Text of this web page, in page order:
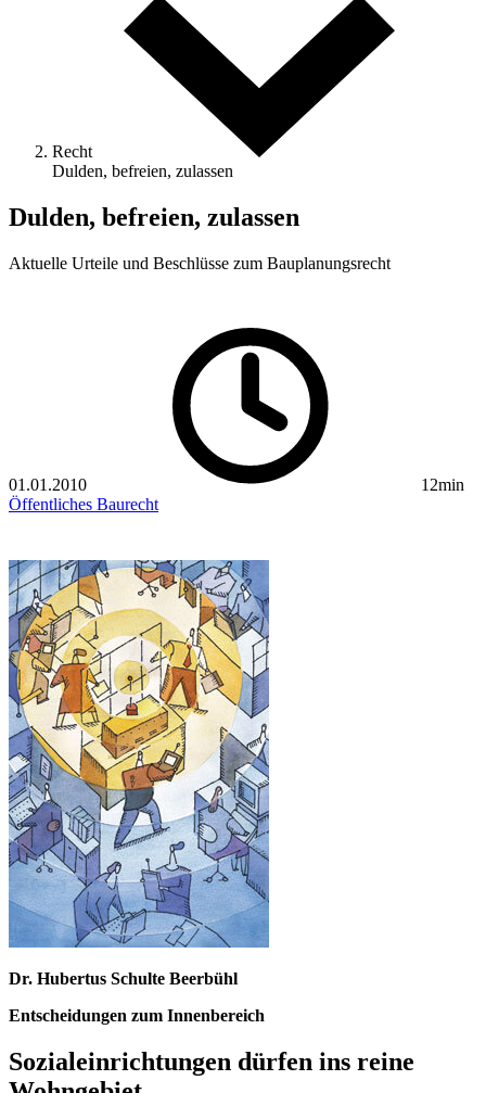
Recht
Dulden, befreien, zulassen
Dulden, befreien, zulassen
Aktuelle Urteile und Beschlüsse zum Bauplanungsrecht
01.01.2010
12min
Öffentliches Baurecht
Dr. Hubertus Schulte Beerbühl
Entscheidungen zum Innenbereich
Sozialeinrichtungen dürfen ins reine